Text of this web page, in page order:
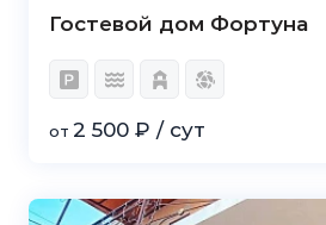
Гостевой дом Фортуна
от 2 500 ₽ / сут